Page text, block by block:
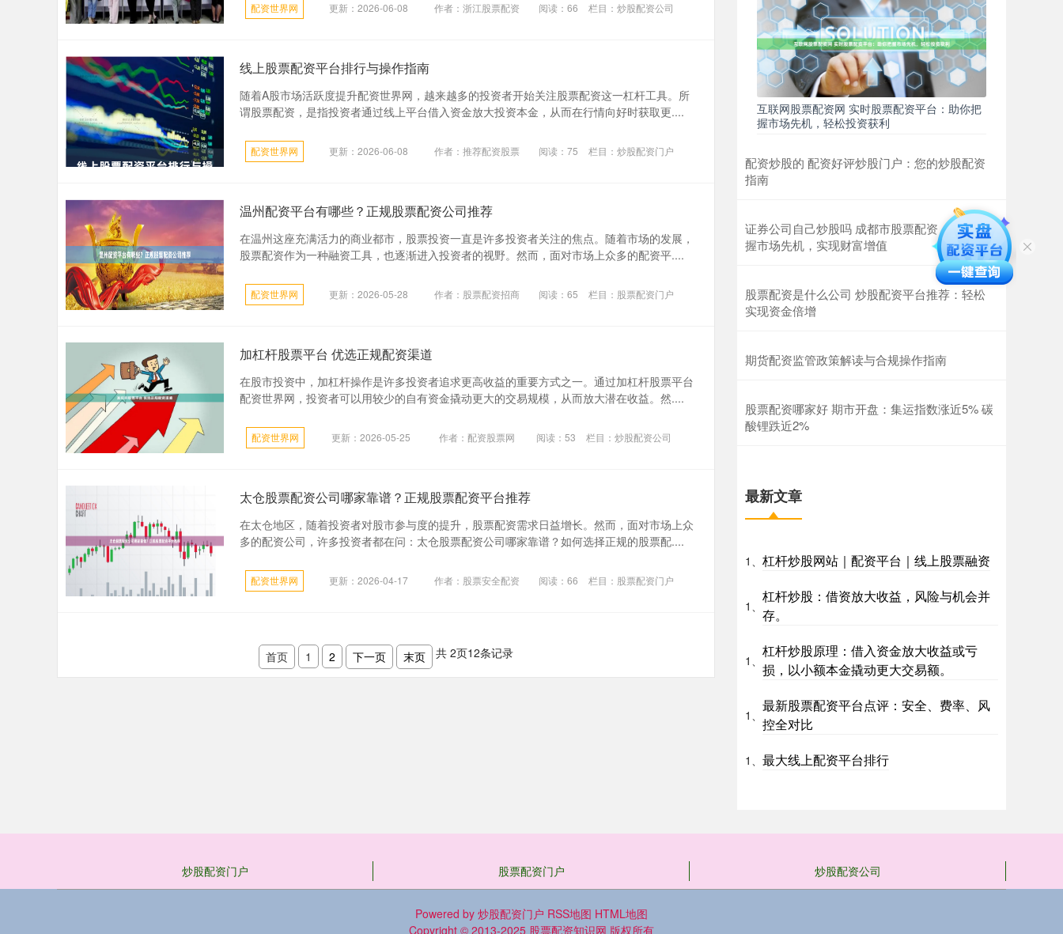
配资世界网 更新：2026-06-08 作者：浙江股票配资 阅读：66 栏目：炒股配资公司
线上股票配资平台排行与操作指南
随着A股市场活跃度提升配资世界网，越来越多的投资者开始关注股票配资这一杠杆工具。所
谓股票配资，是指投资者通过线上平台借入资金放大投资本金，从而在行情向好时获取更....
配资世界网 更新：2026-06-08 作者：推荐配资股票 阅读：75 栏目：炒股配资门户
温州配资平台有哪些？正规股票配资公司推荐
在温州这座充满活力的商业都市，股票投资一直是许多投资者关注的焦点。随着市场的发展，
股票配资作为一种融资工具，也逐渐进入投资者的视野。然而，面对市场上众多的配资平....
配资世界网 更新：2026-05-28 作者：股票配资招商 阅读：65 栏目： 股票配资门户
加杠杆股票平台 优选正规配资渠道
在股市投资中，加杠杆操作是许多投资者追求更高收益的重要方式之一。通过加杠杆股票平台
配资世界网，投资者可以用较少的自有资金撬动更大的交易规模，从而放大潜在收益。然....
配资世界网 更新：2026-05-25 作者：配资股票网 阅读： 53 栏目： 炒股配资公司
太仓股票配资公司哪家靠谱？正规股票配资平台推荐
在太仓地区，随着投资者对股市参与度的提升，股票配资需求日益增长。然而，面对市场上众
多的配资公司，许多投资者都在问：太仓股票配资公司哪家靠谱？如何选择正规的股票配....
配资世界网 更新：2026-04-17 作者：股票安全配资 阅读：66 栏目： 股票配资门户
首页 1 2 下一页 末页 共 2页12条记录
互联网股票配资网 实时股票配资平台：助你把
握市场先机，轻松投资获利
配资炒股的 配资好评炒股门户：您的炒股配资
指南
证券公司自己炒股吗 成都市股票配资：助您把
握市场先机，实现财富增值
股票配资是什么公司 炒股配资平台推荐：轻松
实现资金倍增
期货配资监管政策解读与合规操作指南
股票配资哪家好 期市开盘：集运指数涨近5% 碳
酸锂跌近2%
最新文章
1、 杠杆炒股网站｜配资平台｜线上股票融资
1、
杠杆炒股：借资放大收益，风险与机会并
存。
1、
杠杆炒股原理：借入资金放大收益或亏
损，以小额本金撬动更大交易额。
1、
最新股票配资平台点评：安全、费率、风
控全对比
1、 最大线上配资平台排行
炒股配资门户 股票配资门户 炒股配资公司
Powered by 炒股配资门户 RSS地图 HTML地图
Copyright © 2013-2025 股票配资知识网 版权所有